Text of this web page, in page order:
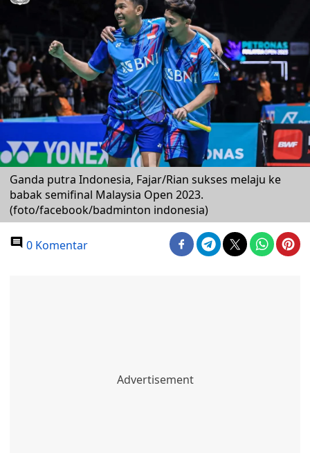
Ganda putra Indonesia, Fajar/Rian sukses melaju ke
babak semifinal Malaysia Open 2023.
(foto/facebook/badminton indonesia)
0 Komentar